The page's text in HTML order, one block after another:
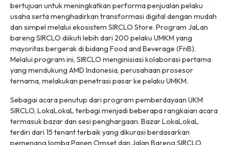
bertujuan untuk meningkatkan performa penjualan pelaku
usaha serta menghadirkan transformasi digital dengan mudah
dan simpel melalui ekosistem SIRCLO Store. Program JaLan
bareng SIRCLO diikuti lebih dari 200 pelaku UMKM yang
mayoritas bergerak di bidang Food and Beverage (FnB).
Melalui program ini, SIRCLO menginisiasi kolaborasi pertama
yang mendukung AMD Indonesia, perusahaan prosesor
ternama, melakukan penetrasi pasar ke pelaku UMKM.
Sebagai acara penutup dari program pemberdayaan UKM
SIRCLO, LokaLokaL terbagi menjadi beberapa rangkaian acara
termasuk bazar dan sesi penghargaan. Bazar LokaLokaL
terdiri dari 15 tenant terbaik yang dikurasi berdasarkan
pemenang lomba Panen Omset dan Jalan Bareng SIRCLO,